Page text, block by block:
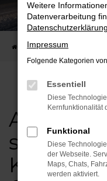
Startseite Audi Reimport
Audi
sparen
Weitere
Datenverarbeitung
Datenschutzerklärung
Impressum
Folgende Kategorien
Essentiell
Diese
Kernfunktionalität
Funktional
Diese
der Webseite.
Maps, Chats,
werden aktiviert.